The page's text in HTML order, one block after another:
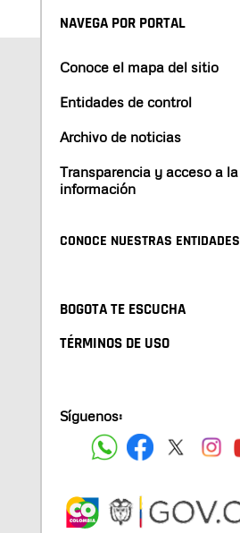
NAVEGA POR PORTAL
Conoce el mapa del sitio
Entidades de control
Archivo de noticias
Transparencia y acceso a la
información
CONOCE NUESTRAS ENTIDADES
BOGOTA TE ESCUCHA
TÉRMINOS DE USO
Síguenos: